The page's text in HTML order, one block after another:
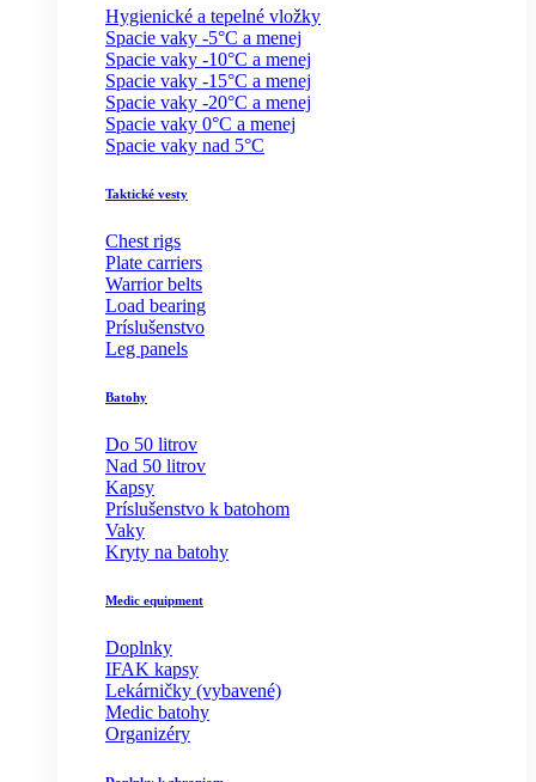
Hygienické a tepelné vložky
Spacie vaky -5°C a menej
Spacie vaky -10°C a menej
Spacie vaky -15°C a menej
Spacie vaky -20°C a menej
Spacie vaky 0°C a menej
Spacie vaky nad 5°C
Taktické vesty
Chest rigs
Plate carriers
Warrior belts
Load bearing
Príslušenstvo
Leg panels
Batohy
Do 50 litrov
Nad 50 litrov
Kapsy
Príslušenstvo k batohom
Vaky
Kryty na batohy
Medic equipment
Doplnky
IFAK kapsy
Lekárničky (vybavené)
Medic batohy
Organizéry